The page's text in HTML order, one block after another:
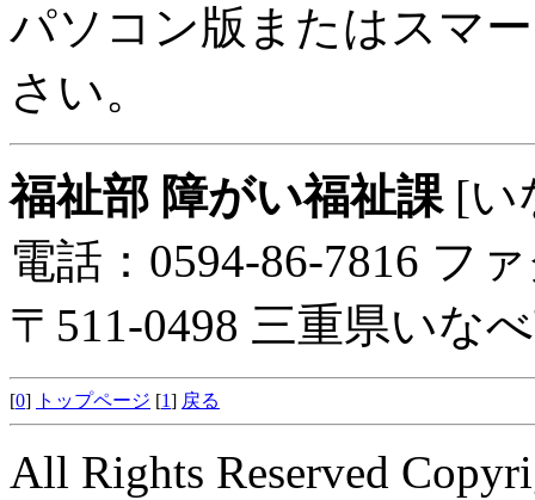
パソコン版またはスマ
さい。
福祉部 障がい福祉課[い
電話：0594-86-7816 フ
〒511-0498 三重県いな
[0] トップページ [1] 戻る
All Rights Reserved